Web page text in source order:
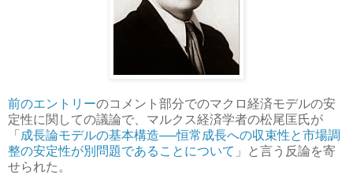
前のエントリーのコメント部分でのマクロ経済モデルの安
定性に関しての議論で、マルクス経済学者の松尾匡氏が
「 成長論モデルの基本構造──恒常成長への収束性と市場調
整の安定性が別問題であることについて 」と言う反論を寄
せられた。